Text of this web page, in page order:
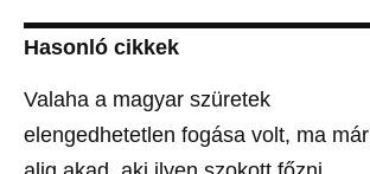
Hasonló cikkek
Valaha a magyar szüretek
elengedhetetlen fogása volt, ma már